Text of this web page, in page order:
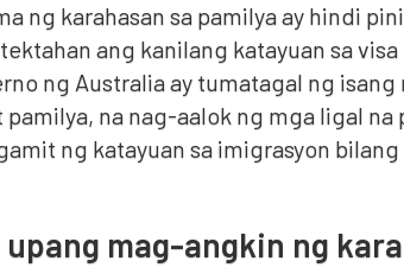
ng karahasan sa pamilya ay hindi
ang kanilang katayuan sa
ng Australia ay tumatagal ng isang
na nag-aalok ng mga ligal
ng katayuan sa imigrasyon
mag-angkin ng